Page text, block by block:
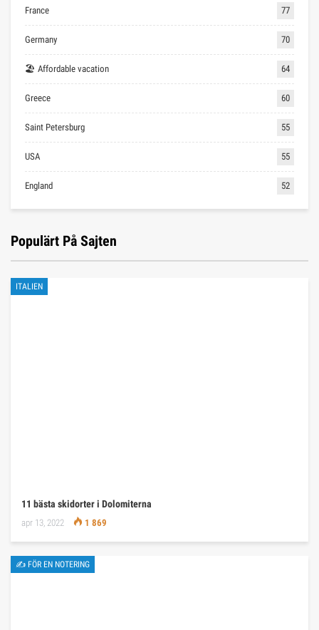
France 77
Germany 70
🏖 Affordable vacation 64
Greece 60
Saint Petersburg 55
USA 55
England 52
Populärt På Sajten
ITALIEN
11 bästa skidorter i Dolomiterna
apr 13, 2022 1 869
✍ FÖR EN NOTERING